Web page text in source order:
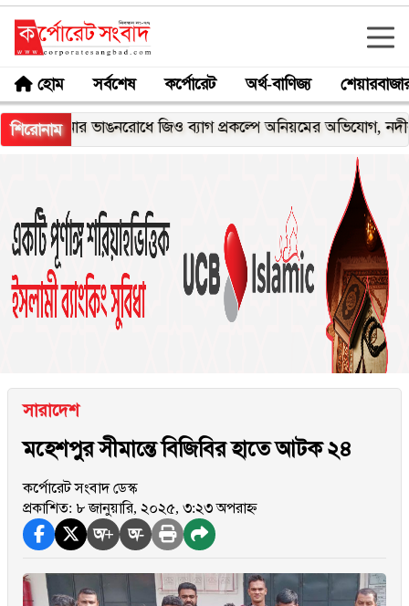
হোম সর্বশেষ কর্পোরেট অর্থ-বাণিজ্য
শিরোনামভাঙনরোধে জিও ব্যাগ প্রকল্পে অনিয়মের অভিযোগ, নদীরকূলে
সারাদেশ
মহেশপুর সীমান্তে বিজিবির হাতে আটক ২৪
কর্পোরেট সংবাদ ডেস্ক
প্রকাশিত: ৮ জানুয়ারি, ২০২৫, ৩:২৩ অপরাহ্ন
অ+ অ-